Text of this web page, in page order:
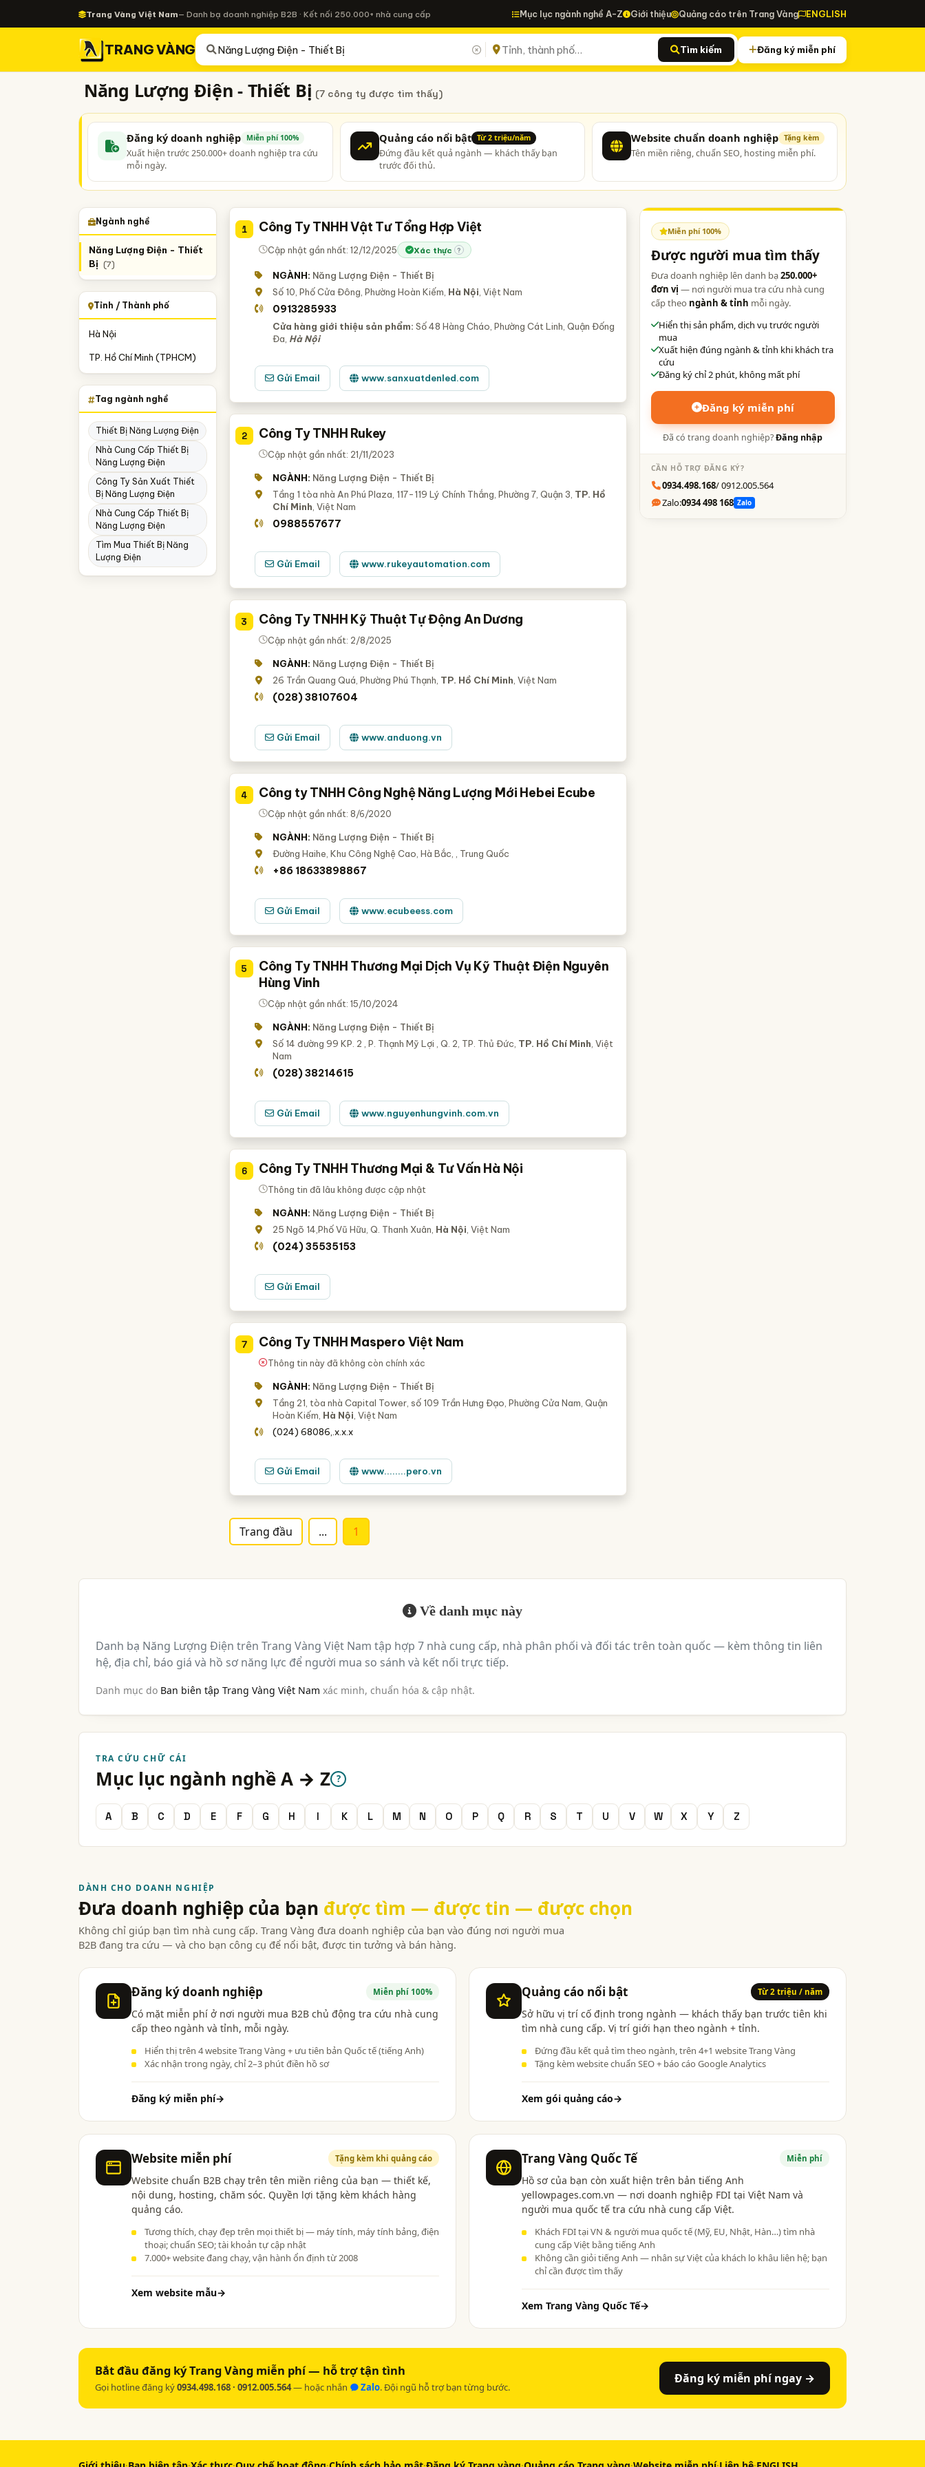
Trang Vàng Việt Nam— Danh bạ doanh nghiệp B2B · Kết nối 250.000+ nhà cung cấp Mục lục ngành nghề A-Z Giới thiệu Quảng cáo trên Trang Vàng ENGLISH
TRANG VÀNG Tìm kiếm Đăng ký miễn phí
Năng Lượng Điện - Thiết Bị (7 công ty được tìm thấy)
Đăng ký doanh nghiệp Miễn phí 100%
Xuất hiện trước 250.000+ doanh nghiệp tra cứu
mỗi ngày.
Quảng cáo nổi bật Từ 2 triệu/năm
Đứng đầu kết quả ngành — khách thấy bạn
trước đối thủ.
Website chuẩn doanh nghiệp Tặng kèm
Tên miền riêng, chuẩn SEO, hosting miễn phí.
Ngành nghề
Năng Lượng Điện - Thiết
Bị (7)
Tỉnh / Thành phố
Hà Nội
TP. Hồ Chí Minh (TPHCM)
Tag ngành nghề
Thiết Bị Năng Lượng Điện
Nhà Cung Cấp Thiết Bị
Năng Lượng Điện
Công Ty Sản Xuất Thiết
Bị Năng Lượng Điện
Nhà Cung Cấp Thiết Bị
Năng Lượng Điện
Tìm Mua Thiết Bị Năng
Lượng Điện
1 Công Ty TNHH Vật Tư Tổng Hợp Việt
Cập nhật gần nhất: 12/12/2025 Xác thực ?
NGÀNH: Năng Lượng Điện - Thiết Bị
Số 10, Phố Cửa Đông, Phường Hoàn Kiếm, Hà Nội , Việt Nam
0913285933
Cửa hàng giới thiệu sản phẩm: Số 48 Hàng Cháo, Phường Cát Linh, Quận Đống
Đa, Hà Nội
Gửi Email www.sanxuatdenled.com
2 Công Ty TNHH Rukey
Cập nhật gần nhất: 21/11/2023
NGÀNH: Năng Lượng Điện - Thiết Bị
Tầng 1 tòa nhà An Phú Plaza, 117-119 Lý Chính Thắng, Phường 7, Quận 3, TP. Hồ
Chí Minh , Việt Nam
0988557677
Gửi Email www.rukeyautomation.com
3 Công Ty TNHH Kỹ Thuật Tự Động An Dương
Cập nhật gần nhất: 2/8/2025
NGÀNH: Năng Lượng Điện - Thiết Bị
26 Trần Quang Quá, Phường Phú Thạnh, TP. Hồ Chí Minh , Việt Nam
(028) 38107604
Gửi Email www.anduong.vn
4 Công ty TNHH Công Nghệ Năng Lượng Mới Hebei Ecube
Cập nhật gần nhất: 8/6/2020
NGÀNH: Năng Lượng Điện - Thiết Bị
Đường Haihe, Khu Công Nghệ Cao, Hà Bắc,
, Trung Quốc
+86 18633898867
Gửi Email www.ecubeess.com
5
Công Ty TNHH Thương Mại Dịch Vụ Kỹ Thuật Điện Nguyên
Hùng Vinh
Cập nhật gần nhất: 15/10/2024
NGÀNH: Năng Lượng Điện - Thiết Bị
Số 14 đường 99 KP. 2 , P. Thạnh Mỹ Lợi , Q. 2, TP. Thủ Đức, TP. Hồ Chí Minh , Việt
Nam
(028) 38214615
Gửi Email www.nguyenhungvinh.com.vn
6 Công Ty TNHH Thương Mại & Tư Vấn Hà Nội
Thông tin đã lâu không được cập nhật
NGÀNH: Năng Lượng Điện - Thiết Bị
25 Ngõ 14,Phố Vũ Hữu, Q. Thanh Xuân, Hà Nội , Việt Nam
(024) 35535153
Gửi Email
7 Công Ty TNHH Maspero Việt Nam
Thông tin này đã không còn chính xác
NGÀNH: Năng Lượng Điện - Thiết Bị
Tầng 21, tòa nhà Capital Tower, số 109 Trần Hưng Đạo, Phường Cửa Nam, Quận
Hoàn Kiếm, Hà Nội , Việt Nam
(024) 68086,.x.x.x
Gửi Email www........pero.vn
Trang đầu ... 1
Miễn phí 100%
Được người mua tìm thấy
Đưa doanh nghiệp lên danh bạ250.000+
đơn vị — nơi người mua tra cứu nhà cung
cấp theo ngành & tỉnh mỗi ngày.
Hiển thị sản phẩm, dịch vụ trước người
mua
Xuất hiện đúng ngành & tỉnh khi khách tra
cứu
Đăng ký chỉ 2 phút, không mất phí
Đăng ký miễn phí
Đã có trang doanh nghiệp?Đăng nhập
CẦN HỖ TRỢ ĐĂNG KÝ?
0934.498.168/ 0912.005.564
Zalo:0934 498 168 Zalo
Về danh mục này
Danh bạ Năng Lượng Điện trên Trang Vàng Việt Nam tập hợp 7 nhà cung cấp, nhà phân phối và đối tác trên toàn quốc — kèm thông tin liên
hệ, địa chỉ, báo giá và hồ sơ năng lực để người mua so sánh và kết nối trực tiếp.
Danh mục do Ban biên tập Trang Vàng Việt Nam xác minh, chuẩn hóa & cập nhật.
TRA CỨU CHỮ CÁI
Mục lục ngành nghề A → Z ?
A B C D E F G H I K L M N O P Q R S T U V W X Y Z
DÀNH CHO DOANH NGHIỆP
Đưa doanh nghiệp của bạn được tìm — được tin — được chọn
Không chỉ giúp bạn tìm nhà cung cấp. Trang Vàng đưa doanh nghiệp của bạn vào đúng nơi người mua
B2B đang tra cứu — và cho bạn công cụ để nổi bật, được tin tưởng và bán hàng.
Đăng ký doanh nghiệp Miễn phí 100%
Có mặt miễn phí ở nơi người mua B2B chủ động tra cứu nhà cung
cấp theo ngành và tỉnh, mỗi ngày.
Hiển thị trên 4 website Trang Vàng + ưu tiên bản Quốc tế (tiếng Anh)
Xác nhận trong ngày, chỉ 2–3 phút điền hồ sơ
Đăng ký miễn phí→
Quảng cáo nổi bật Từ 2 triệu / năm
Sở hữu vị trí cố định trong ngành — khách thấy bạn trước tiên khi
tìm nhà cung cấp. Vị trí giới hạn theo ngành + tỉnh.
Đứng đầu kết quả tìm theo ngành, trên 4+1 website Trang Vàng
Tặng kèm website chuẩn SEO + báo cáo Google Analytics
Xem gói quảng cáo→
Website miễn phí Tặng kèm khi quảng cáo
Website chuẩn B2B chạy trên tên miền riêng của bạn — thiết kế,
nội dung, hosting, chăm sóc. Quyền lợi tặng kèm khách hàng
quảng cáo.
Tương thích, chạy đẹp trên mọi thiết bị — máy tính, máy tính bảng, điện
thoại; chuẩn SEO; tài khoản tự cập nhật
7.000+ website đang chạy, vận hành ổn định từ 2008
Xem website mẫu→
Trang Vàng Quốc Tế Miễn phí
Hồ sơ của bạn còn xuất hiện trên bản tiếng Anh
yellowpages.com.vn — nơi doanh nghiệp FDI tại Việt Nam và
người mua quốc tế tra cứu nhà cung cấp Việt.
Khách FDI tại VN & người mua quốc tế (Mỹ, EU, Nhật, Hàn…) tìm nhà
cung cấp Việt bằng tiếng Anh
Không cần giỏi tiếng Anh — nhân sự Việt của khách lo khâu liên hệ; bạn
chỉ cần được tìm thấy
Xem Trang Vàng Quốc Tế→
Bắt đầu đăng ký Trang Vàng miễn phí — hỗ trợ tận tình
Gọi hotline đăng ký0934.498.168 · 0912.005.564— hoặc nhắn Zalo. Đội ngũ hỗ trợ bạn từng bước.
Đăng ký miễn phí ngay →